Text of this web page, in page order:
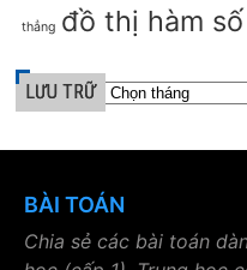
thẳng đồ thị hàm số
LƯU TRỮ
BÀI TOÁN
Chia sẻ các bài toán